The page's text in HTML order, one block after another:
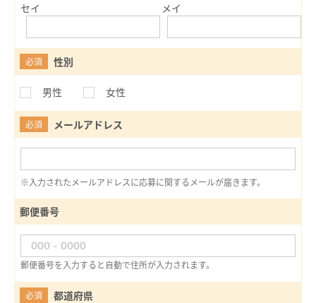
セイ メイ
必須 性別
男性 女性
必須 メールアドレス
※入力されたメールアドレスに応募に関するメールが届きます。
郵便番号
郵便番号を入力すると自動で住所が入力されます。
必須 都道府県